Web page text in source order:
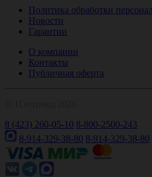
Политика обработки
Новости
Гарантии
О компании
Контакты
Публичная оферта
8 (423) 260-05-10 8-800-2500-243
8-914-329-38-80 8-914-329-38-80